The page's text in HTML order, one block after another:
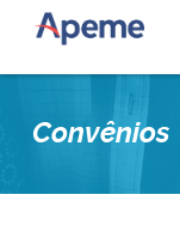
Convênios